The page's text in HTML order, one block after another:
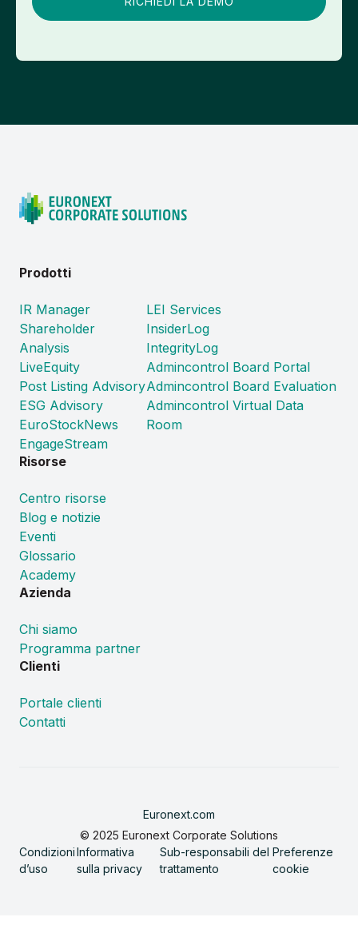
Prodotti
IR Manager
Shareholder
Analysis
LiveEquity
Post Listing Advisory
ESG Advisory
EuroStockNews
EngageStream
LEI Services
InsiderLog
IntegrityLog
Admincontrol Board Portal
Admincontrol Board Evaluation
Admincontrol Virtual Data
Room
Risorse
Centro risorse
Blog e notizie
Eventi
Glossario
Academy
Azienda
Chi siamo
Programma partner
Clienti
Portale clienti
Contatti
© 2025 Euronext Corporate Solutions
Condizioni
d’uso
Informativa
sulla privacy
Sub-responsabili del
trattamento
Preferenze
cookie
Euronext.com